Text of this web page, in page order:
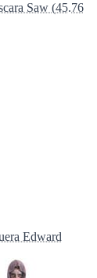
Saw (45.76
Edward